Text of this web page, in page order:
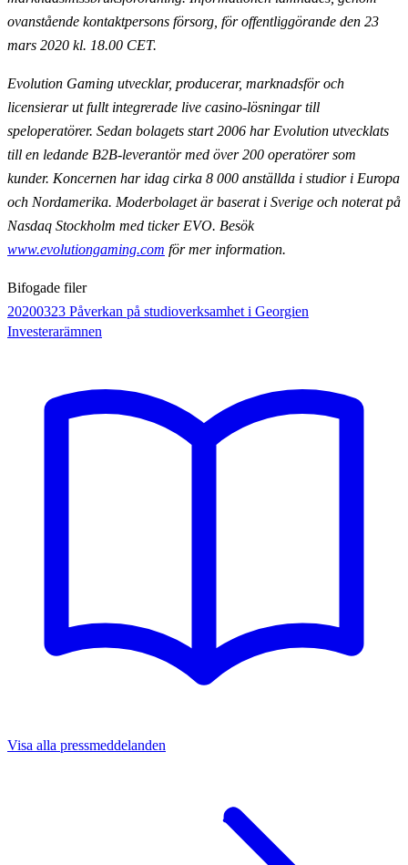
ovanstående kontaktpersons försorg, för offentliggörande den 23
mars 2020 kl. 18.00 CET.
Evolution Gaming utvecklar, producerar, marknadsför och
licensierar ut fullt integrerade live casino-lösningar till
speloperatörer. Sedan bolagets start 2006 har Evolution utvecklats
till en ledande B2B-leverantör med över 200 operatörer som
kunder. Koncernen har idag cirka 8 000 anställda i studior i Europa
och Nordamerika. Moderbolaget är baserat i Sverige och noterat på
Nasdaq Stockholm med ticker EVO. Besök
www.evolutiongaming.com för mer information.
Bifogade filer
20200323 Påverkan på studioverksamhet i Georgien
Investerarämnen
Visa alla pressmeddelanden